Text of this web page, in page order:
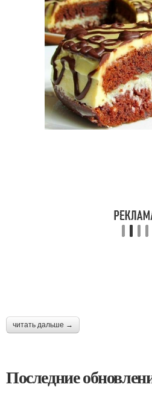
читать дальше →
Последние